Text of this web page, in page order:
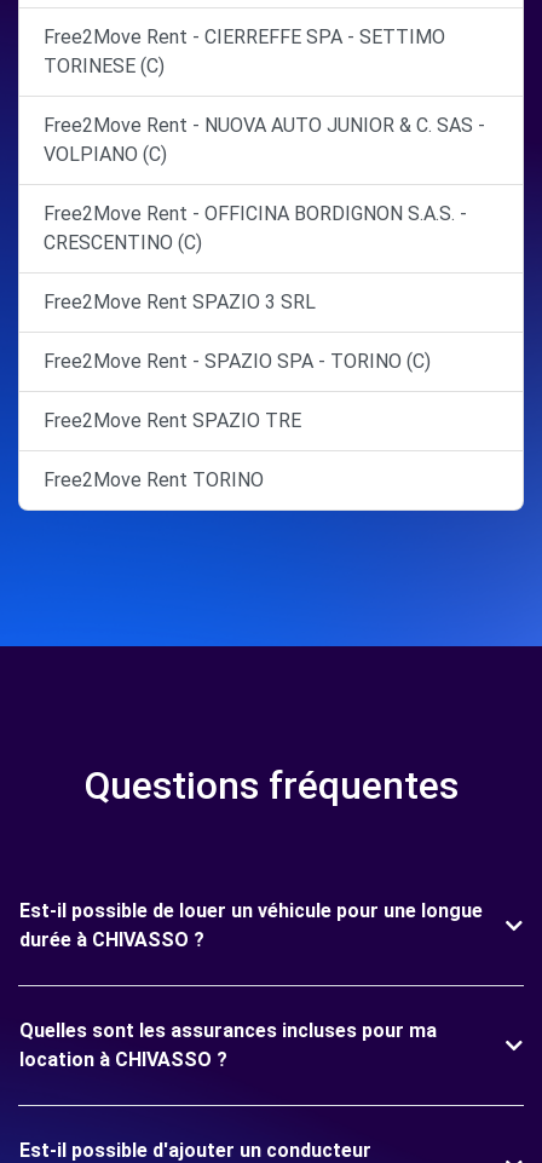
Free2Move Rent - CIERREFFE SPA - SETTIMO
TORINESE (C)
Free2Move Rent - NUOVA AUTO JUNIOR & C. SAS -
VOLPIANO (C)
Free2Move Rent - OFFICINA BORDIGNON S.A.S. -
CRESCENTINO (C)
Free2Move Rent SPAZIO 3 SRL
Free2Move Rent - SPAZIO SPA - TORINO (C)
Free2Move Rent SPAZIO TRE
Free2Move Rent TORINO
Questions fréquentes
Est-il possible de louer un véhicule pour une longue
durée à CHIVASSO ?
Quelles sont les assurances incluses pour ma
location à CHIVASSO ?
Est-il possible d'ajouter un conducteur